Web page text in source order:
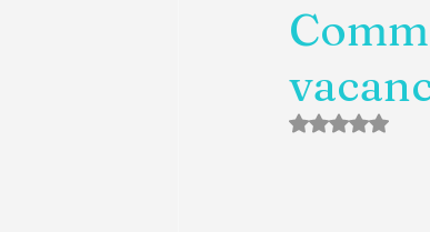
Noté NaN